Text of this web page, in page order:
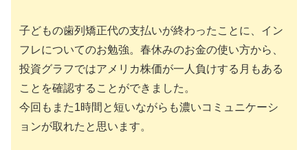
子どもの歯列矯正代の支払いが終わったことに、イン
フレについてのお勉強。春休みのお金の使い方から、
投資グラフではアメリカ株価が一人負けする月もある
ことを確認することができました。
今回もまた1時間と短いながらも濃いコミュニケーシ
ョンが取れたと思います。